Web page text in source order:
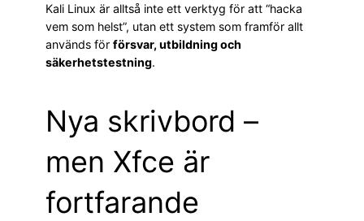
Kali Linux är alltså inte ett verktyg för att “hacka
vem som helst”, utan ett system som framför allt
används för försvar, utbildning och
säkerhetstestning.
Nya skrivbord –
men Xfce är
fortfarande